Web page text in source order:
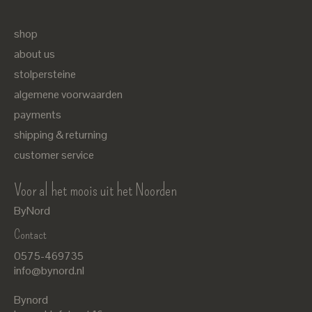
shop
about us
stolpersteine
algemene voorwaarden
payments
shipping & returning
customer service
Voor al het moois uit het Noorden
ByNord
Contact
0575-469735
info@bynord.nl
Bynord